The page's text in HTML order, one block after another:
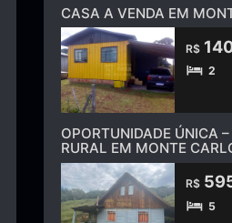
CASA A VENDA EM
R$
2
OPORTUNIDADE ÚNICA
RURAL EM MONTE
R$
5